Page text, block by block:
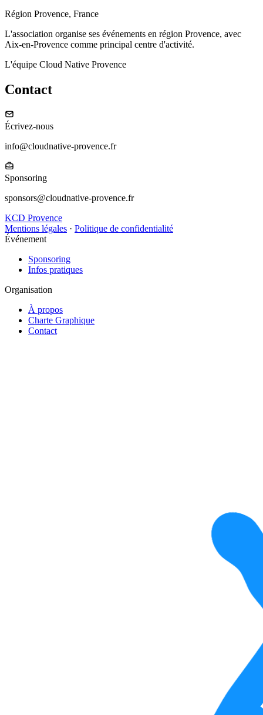
Région Provence, France
L'association organise ses événements en région Provence, avec
Aix-en-Provence comme principal centre d'activité.
L'équipe Cloud Native Provence
Contact
Écrivez-nous
info@cloudnative-provence.fr
Sponsoring
sponsors@cloudnative-provence.fr
KCD Provence
Mentions légales · Politique de confidentialité
Événement
Sponsoring
Infos pratiques
Organisation
À propos
Charte Graphique
Contact